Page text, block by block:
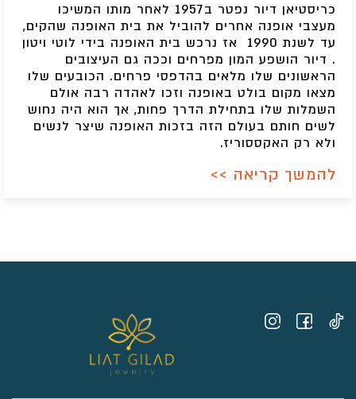
כריסטיאן דיור נפטר ב1957 לאחר מותו המשיכו
מעצבי אופנה אחרים להוביל את בית האופנה שהקים,
עד לשנת 1990 אז נרכש בית האופנה בידי לוטי ויטון
. דיור הושפע המון מפרחים וככה גם העיצובים
הראשונים שלו מלאים בהדפסי פרחים. הכובעים שלו
מצאו מקום בולט באופנה וזכו לאהדה רבה אולם
השמלות שלו בתחילת הדרך פחות, אך הוא היה נחוש
לשים חותם בעולם הזה בזכות האופנה שיצר לנשים
ולא רק האקססוריז.
להמשך קריאה >>